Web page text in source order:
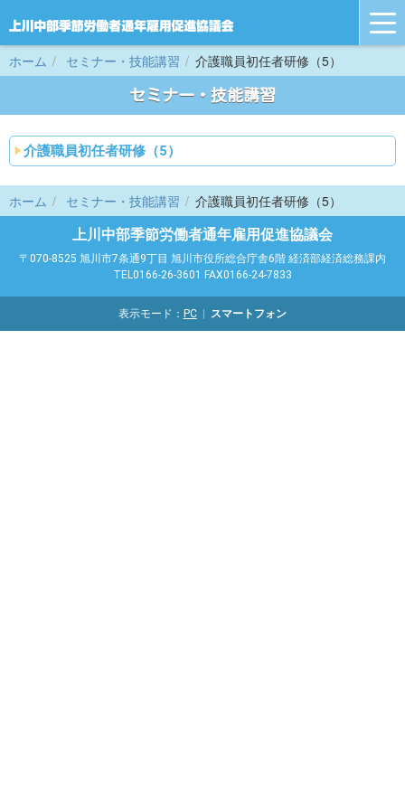
ホーム セミナー・技能講習 介護職員初任者研修（5）
セミナー・技能講習
介護職員初任者研修（5）
ホーム セミナー・技能講習 介護職員初任者研修（5）
上川中部季節労働者通年雇用促進協議会
〒070-8525 旭川市7条通9丁目 旭川市役所総合庁舎6階 経済部経済総務課内
TEL0166-26-3601 FAX0166-24-7833
表示モード： PC スマートフォン